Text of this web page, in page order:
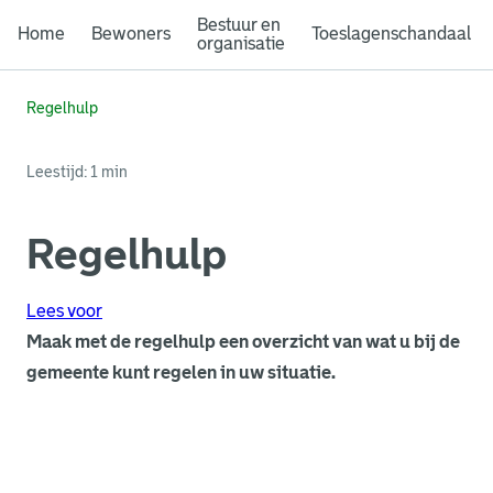
Home Bewoners
Bestuur en
organisatie
Toeslagenschandaal
Regelhulp
Leestijd: 1 min
Regelhulp
Lees voor
Maak met de regelhulp een overzicht van wat u bij de
gemeente kunt regelen in uw situatie.